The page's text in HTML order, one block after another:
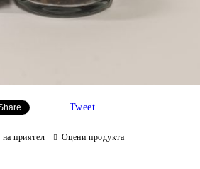
Tweet
приятел Оцени продукта